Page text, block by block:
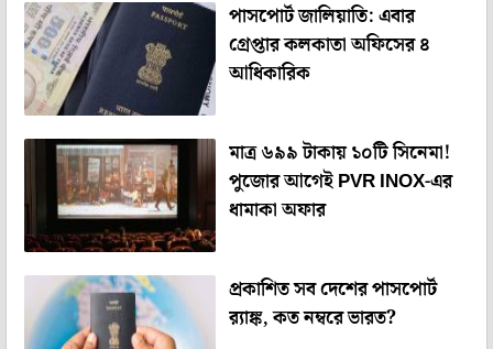
পাসপোর্ট জালিয়াতি: এবার
গ্রেপ্তার কলকাতা অফিসের ৪
আধিকারিক
মাত্র ৬৯৯ টাকায় ১০টি সিনেমা!
পুজোর আগেই PVR INOX-এর
ধামাকা অফার
প্রকাশিত সব দেশের পাসপোর্ট
ব়্যাঙ্ক, কত নম্বরে ভারত?